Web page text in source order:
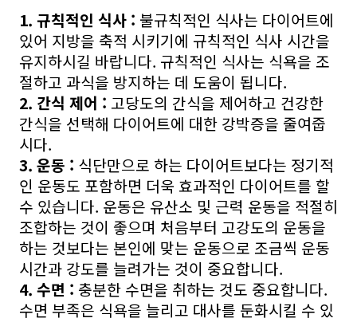
1. 규칙적인 식사 : 불규칙적인 식사는 다이어트에
있어 지방을 축적 시키기에 규칙적인 식사 시간을
유지하시길 바랍니다. 규칙적인 식사는 식욕을 조
절하고 과식을 방지하는 데 도움이 됩니다.
2. 간식 제어 : 고당도의 간식을 제어하고 건강한
간식을 선택해 다이어트에 대한 강박증을 줄여줍
시다.
3. 운동 : 식단만으로 하는 다이어트보다는 정기적
인 운동도 포함하면 더욱 효과적인 다이어트를 할
수 있습니다. 운동은 유산소 및 근력 운동을 적절히
조합하는 것이 좋으며 처음부터 고강도의 운동을
하는 것보다는 본인에 맞는 운동으로 조금씩 운동
시간과 강도를 늘려가는 것이 중요합니다.
4. 수면 : 충분한 수면을 취하는 것도 중요합니다.
수면 부족은 식욕을 늘리고 대사를 둔화시킬 수 있